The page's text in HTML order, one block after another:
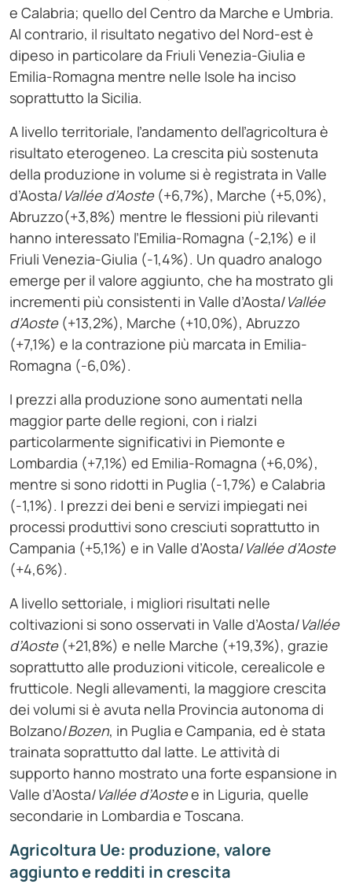
e Calabria; quello del Centro da Marche e Umbria.
Al contrario, il risultato negativo del Nord-est è
dipeso in particolare da Friuli Venezia-Giulia e
Emilia-Romagna mentre nelle Isole ha inciso
soprattutto la Sicilia.
A livello territoriale, l’andamento dell’agricoltura è
risultato eterogeneo. La crescita più sostenuta
della produzione in volume si è registrata in Valle
d’Aosta/Vallée d’Aoste(+6,7%), Marche (+5,0%),
Abruzzo(+3,8%) mentre le flessioni più rilevanti
hanno interessato l’Emilia-Romagna (-2,1%) e il
Friuli Venezia-Giulia (-1,4%). Un quadro analogo
emerge per il valore aggiunto, che ha mostrato gli
incrementi più consistenti in Valle d’Aosta/Vallée
d’Aoste(+13,2%), Marche (+10,0%), Abruzzo
(+7,1%) e la contrazione più marcata in Emilia-
Romagna (-6,0%).
I prezzi alla produzione sono aumentati nella
maggior parte delle regioni, con i rialzi
particolarmente significativi in Piemonte e
Lombardia (+7,1%) ed Emilia-Romagna (+6,0%),
mentre si sono ridotti in Puglia (-1,7%) e Calabria
(-1,1%). I prezzi dei beni e servizi impiegati nei
processi produttivi sono cresciuti soprattutto in
Campania (+5,1%) e in Valle d’Aosta/Vallée d’Aoste
(+4,6%).
A livello settoriale, i migliori risultati nelle
coltivazioni si sono osservati in Valle d’Aosta/Vallée
d’Aoste(+21,8%) e nelle Marche (+19,3%), grazie
soprattutto alle produzioni viticole, cerealicole e
frutticole. Negli allevamenti, la maggiore crescita
dei volumi si è avuta nella Provincia autonoma di
Bolzano/Bozen, in Puglia e Campania, ed è stata
trainata soprattutto dal latte. Le attività di
supporto hanno mostrato una forte espansione in
Valle d’Aosta/Vallée d’Aostee in Liguria, quelle
secondarie in Lombardia e Toscana.
Agricoltura Ue: produzione, valore
aggiunto e redditi in crescita